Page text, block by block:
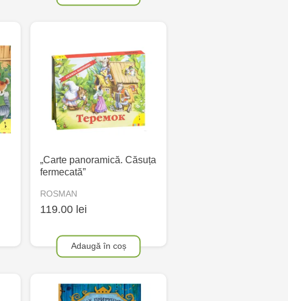
„Carte panoramică. Căsuța
fermecată”
ROSMAN
119.00 lei
Adaugă în coș